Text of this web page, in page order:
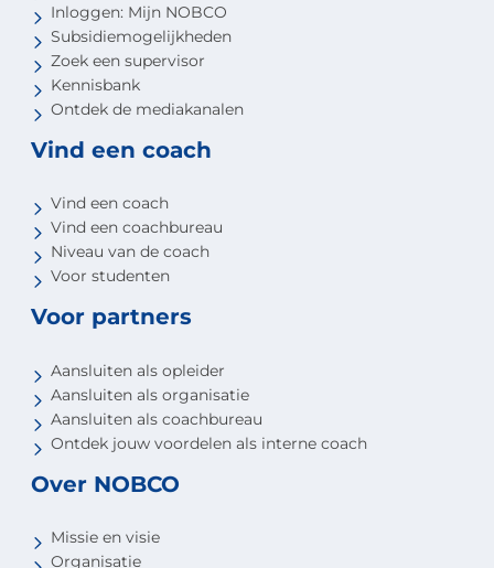
Inloggen: Mijn NOBCO
Subsidiemogelijkheden
Zoek een supervisor
Kennisbank
Ontdek de mediakanalen
Vind een coach
Vind een coach
Vind een coachbureau
Niveau van de coach
Voor studenten
Voor partners
Aansluiten als opleider
Aansluiten als organisatie
Aansluiten als coachbureau
Ontdek jouw voordelen als interne coach
Over NOBCO
Missie en visie
Organisatie